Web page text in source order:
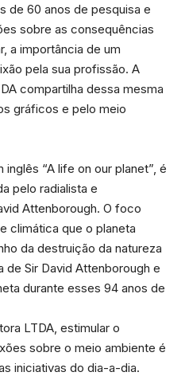
de 60 anos de pesquisa e
sobre as consequências
a importância de um
pela sua profissão. A
compartilha dessa mesma
gráficos e pelo meio
“A life on our planet”, é
pelo radialista e
Attenborough. O foco
climática que o planeta
da destruição da natureza
de Sir David Attenborough e
durante esses 94 anos de
LTDA, estimular o
sobre o meio ambiente é
iniciativas do dia-a-dia.